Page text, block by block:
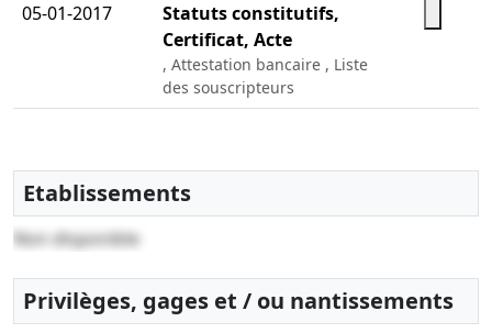
05-01-2017
Statuts constitutifs,
Certificat, Acte
, Attestation bancaire , Liste
des souscripteurs
Etablissements
Non disponible
Privilèges, gages et / ou nantissements